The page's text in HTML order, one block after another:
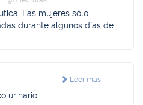
Las mujeres sólo
durante algunos días de
Leer más
urinario